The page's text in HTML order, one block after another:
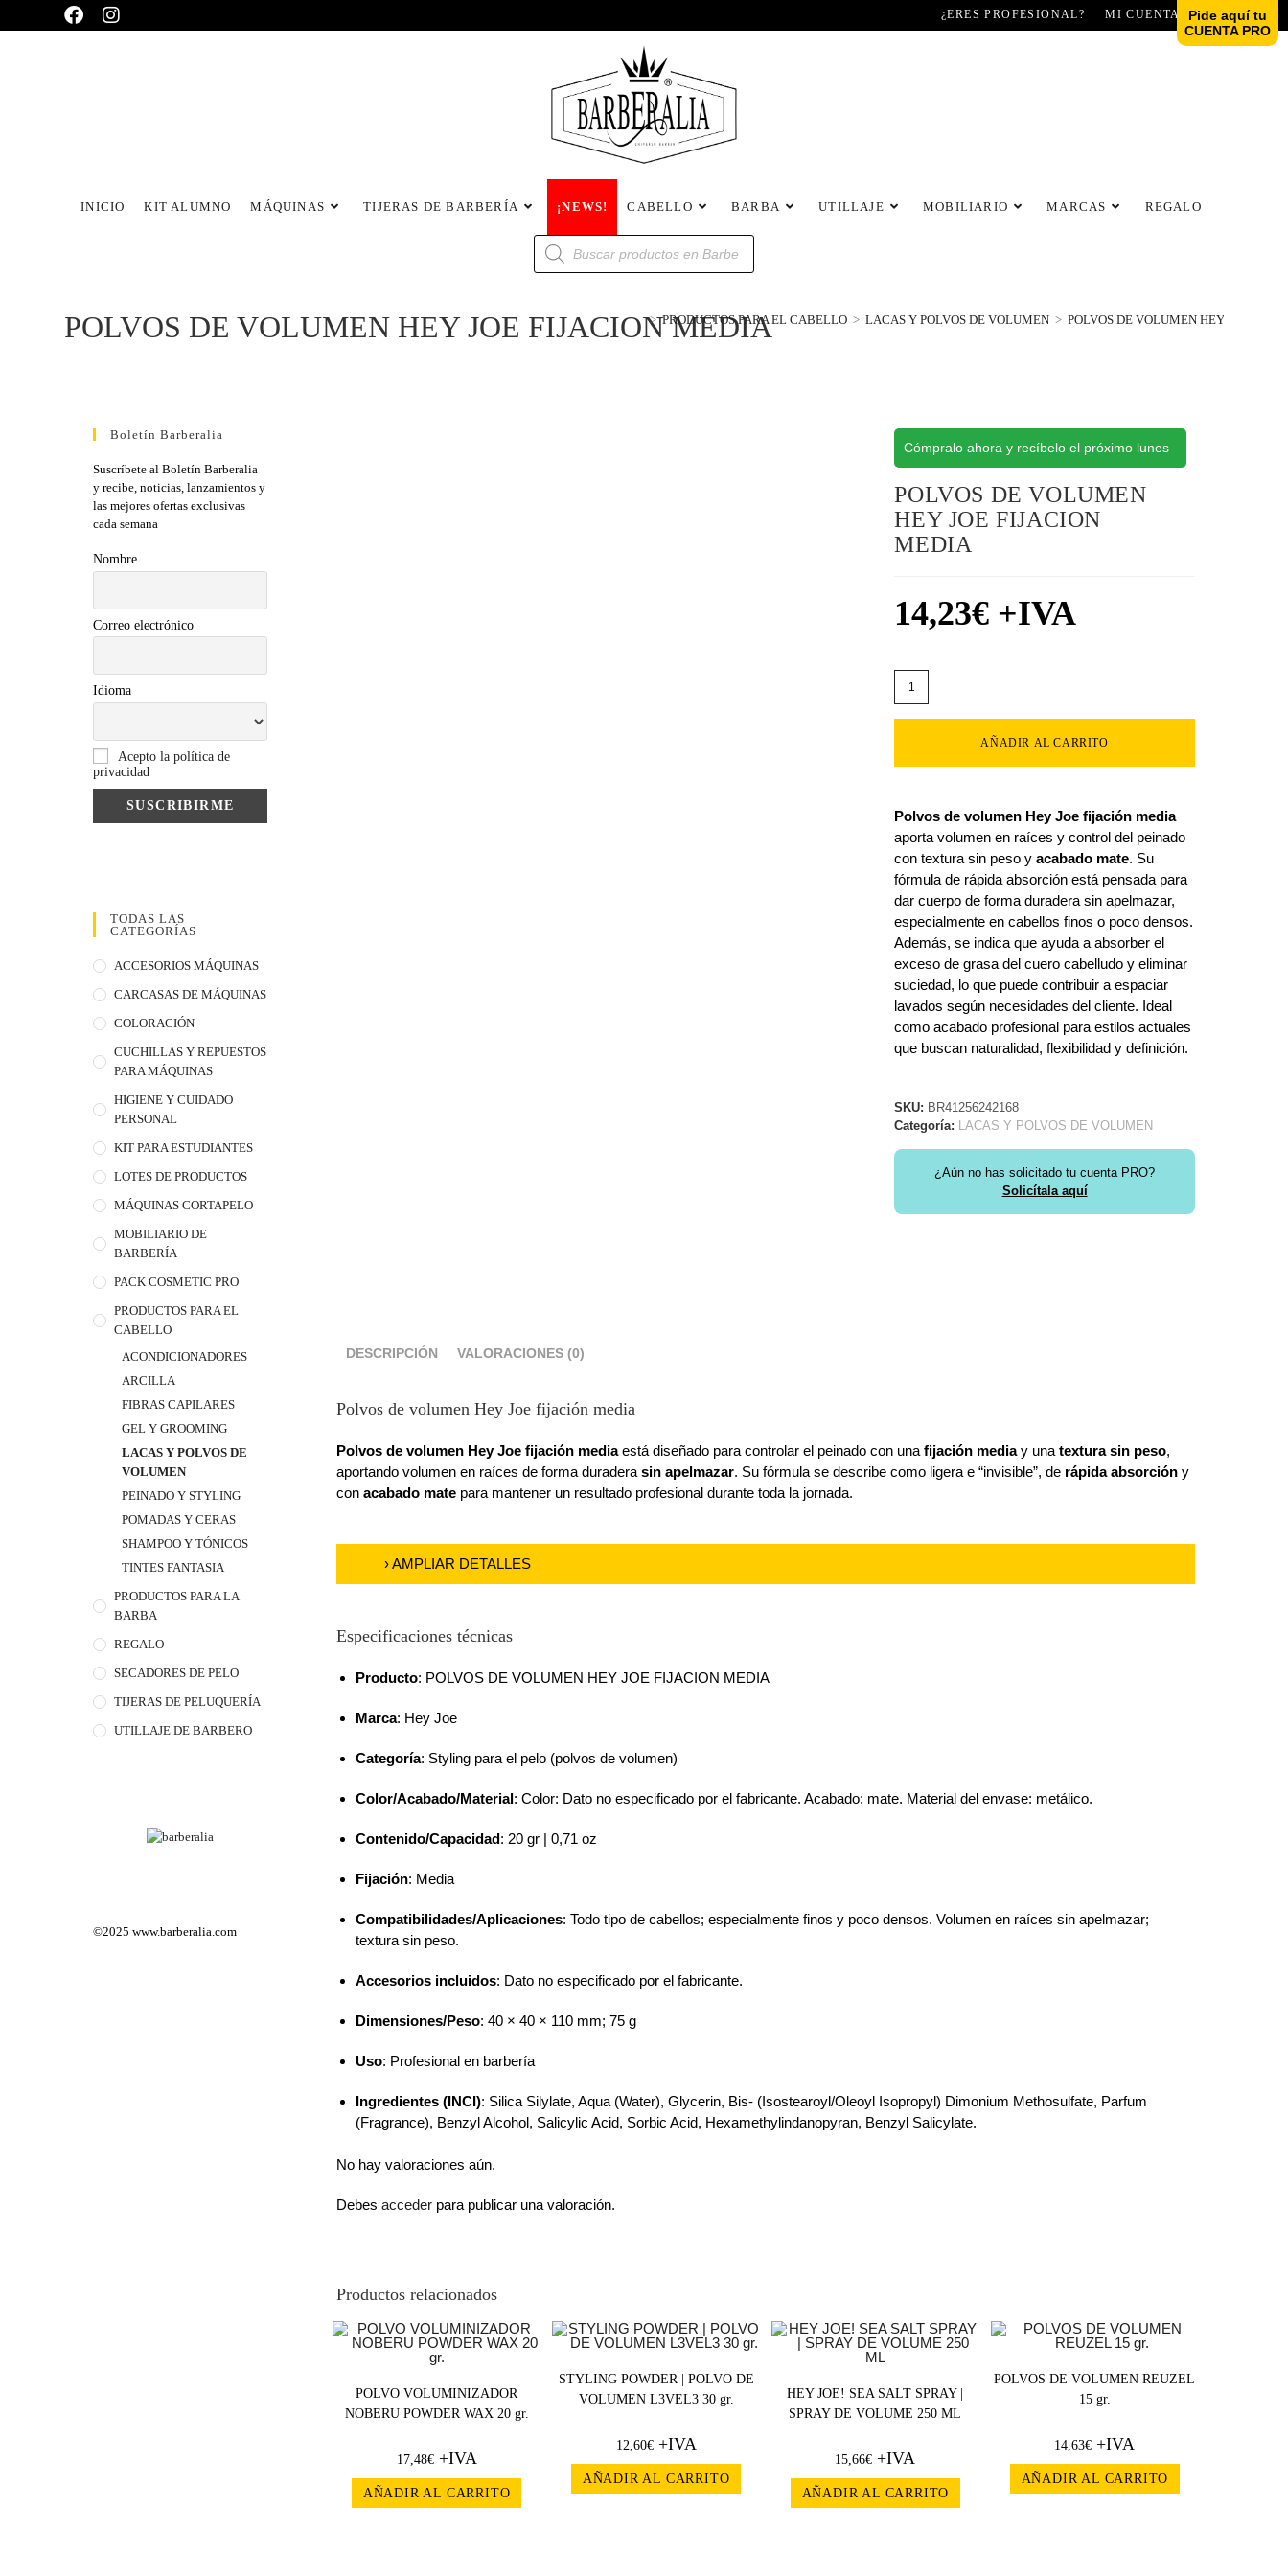
¿ERES PROFESIONAL? MI CUENTA
INICIO KIT ALUMNO MÁQUINAS TIJERAS DE BARBERÍA ¡NEWS! CABELLO BARBA UTILLAJE MOBILIARIO MARCAS REGALO
POLVOS DE VOLUMEN HEY JOE FIJACION MEDIA
> PRODUCTOS PARA EL CABELLO > LACAS Y POLVOS DE VOLUMEN > POLVOS DE VOLUMEN HEY JOE
Boletín Barberalia
Suscríbete al Boletín Barberalia
y recibe, noticias, lanzamientos y
las mejores ofertas exclusivas
cada semana
Nombre
Correo electrónico
Idioma
Acepto la política de
privacidad
TODAS LAS
CATEGORÍAS
ACCESORIOS MÁQUINAS
CARCASAS DE MÁQUINAS
COLORACIÓN
CUCHILLAS Y REPUESTOS
PARA MÁQUINAS
HIGIENE Y CUIDADO
PERSONAL
KIT PARA ESTUDIANTES
LOTES DE PRODUCTOS
MÁQUINAS CORTAPELO
MOBILIARIO DE
BARBERÍA
PACK COSMETIC PRO
PRODUCTOS PARA EL
CABELLO
ACONDICIONADORES
ARCILLA
FIBRAS CAPILARES
GEL Y GROOMING
LACAS Y POLVOS DE
VOLUMEN
PEINADO Y STYLING
POMADAS Y CERAS
SHAMPOO Y TÓNICOS
TINTES FANTASIA
PRODUCTOS PARA LA
BARBA
REGALO
SECADORES DE PELO
TIJERAS DE PELUQUERÍA
UTILLAJE DE BARBERO
©2025www.barberalia.com
Cómpralo ahora y recíbelo el próximo lunes
POLVOS DE VOLUMEN
HEY JOE FIJACION
MEDIA
14,23€ +IVA
AÑADIR AL CARRITO
Polvos de volumen Hey Joe fijación media
aporta volumen en raíces y control del peinado
con textura sin peso yacabado mate. Su
fórmula de rápida absorción está pensada para
dar cuerpo de forma duradera sin apelmazar,
especialmente en cabellos finos o poco densos.
Además, se indica que ayuda a absorber el
exceso de grasa del cuero cabelludo y eliminar
suciedad, lo que puede contribuir a espaciar
lavados según necesidades del cliente. Ideal
como acabado profesional para estilos actuales
que buscan naturalidad, flexibilidad y definición.
SKU: BR41256242168
Categoría: LACAS Y POLVOS DE VOLUMEN
¿Aún no has solicitado tu cuenta PRO?
Solicítala aquí
DESCRIPCIÓN VALORACIONES (0)
Polvos de volumen Hey Joe fijación media
Polvos de volumen Hey Joe fijación mediaestá diseñado para controlar el peinado con unafijación mediay unatextura sin peso,
aportando volumen en raíces de forma duraderasin apelmazar. Su fórmula se describe como ligera e “invisible”, de rápida absorción y
conacabado mate para mantener un resultado profesional durante toda la jornada.
› AMPLIAR DETALLES
Especificaciones técnicas
Producto: POLVOS DE VOLUMEN HEY JOE FIJACION MEDIA
Marca: Hey Joe
Categoría: Styling para el pelo (polvos de volumen)
Color/Acabado/Material: Color: Dato no especificado por el fabricante. Acabado: mate. Material del envase: metálico.
Contenido/Capacidad: 20 gr | 0,71 oz
Fijación: Media
Compatibilidades/Aplicaciones: Todo tipo de cabellos; especialmente finos y poco densos. Volumen en raíces sin apelmazar;
textura sin peso.
Accesorios incluidos: Dato no especificado por el fabricante.
Dimensiones/Peso: 40 × 40 × 110 mm; 75 g
Uso: Profesional en barbería
Ingredientes (INCI): Silica Silylate, Aqua (Water), Glycerin, Bis- (Isostearoyl/Oleoyl Isopropyl) Dimonium Methosulfate, Parfum
(Fragrance), Benzyl Alcohol, Salicylic Acid, Sorbic Acid, Hexamethylindanopyran, Benzyl Salicylate.
No hay valoraciones aún.
Debesacceder para publicar una valoración.
Productos relacionados
POLVO VOLUMINIZADOR
NOBERU POWDER WAX 20 gr.
17,48€+IVA
AÑADIR AL CARRITO
STYLING POWDER | POLVO DE
VOLUMEN L3VEL3 30 gr.
12,60€+IVA
AÑADIR AL CARRITO
HEY JOE! SEA SALT SPRAY |
SPRAY DE VOLUME 250 ML
15,66€ +IVA
AÑADIR AL CARRITO
POLVOS DE VOLUMEN REUZEL
15 gr.
14,63€ +IVA
AÑADIR AL CARRITO
Pide aquí tu
CUENTA PRO